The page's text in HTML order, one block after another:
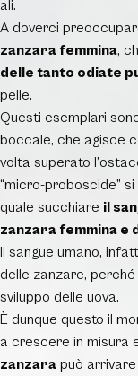
ali.
A doverci
zanzara femmina,
delle tanto odiate
pelle.
Questi esemplari
boccale, che agisce
volta superato
“micro-proboscide”
quale succhiare il
zanzara femmina e
Il sangue umano,
delle zanzare,
sviluppo delle uova.
È dunque questo il
a crescere in misura
zanzara può